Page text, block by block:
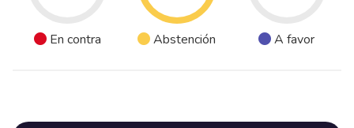
En contra Abstención A favor